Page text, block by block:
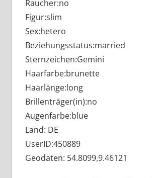
Raucher:no
Figur:slim
Sex:hetero
Beziehungsstatus:married
Sternzeichen:Gemini
Haarfarbe:brunette
Haarlänge:long
Brillenträger(in):no
Augenfarbe:blue
Land: DE
UserID:450889
Geodaten: 54.8099,9.46121